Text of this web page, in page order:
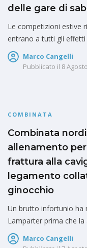
delle gare di
Le competizioni estive
entrano a tutti gli effetti
Marco Cangelli
Pubblicato il 8
COMBINATA
Combinata
allenamento
frattura alla
legamento
ginocchio
Un brutto infortunio ha
Lamparter prima che
Marco Cangelli